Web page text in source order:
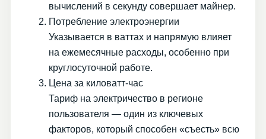
вычислений в секунду совершает майнер.
Потребление электроэнергии
Указывается в ваттах и напрямую влияет
на ежемесячные расходы, особенно при
круглосуточной работе.
Цена за киловатт-час
Тариф на электричество в регионе
пользователя — один из ключевых
факторов, который способен «съесть» всю